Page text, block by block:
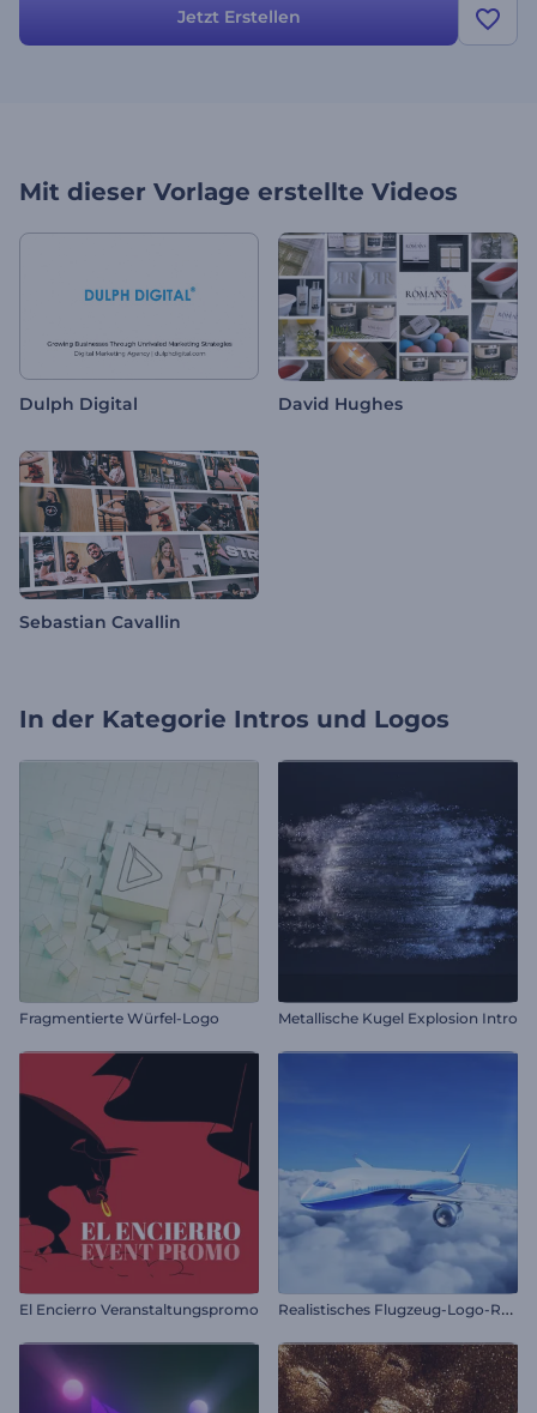
Jetzt Erstellen
Mit dieser Vorlage erstellte Videos
Dulph Digital David Hughes
Sebastian Cavallin
In der Kategorie Intros und Logos
Fragmentierte Würfel-Logo Metallische Kugel Explosion Intro
El Encierro Veranstaltungspromo R
ealistisches Flugzeug-Logo-Reveal